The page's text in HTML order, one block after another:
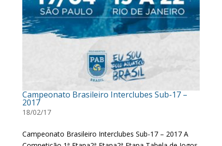
Campeonato Brasileiro Interclubes Sub-17 –
2017
18/02/17
Campeonato Brasileiro Interclubes Sub-17 – 2017 A